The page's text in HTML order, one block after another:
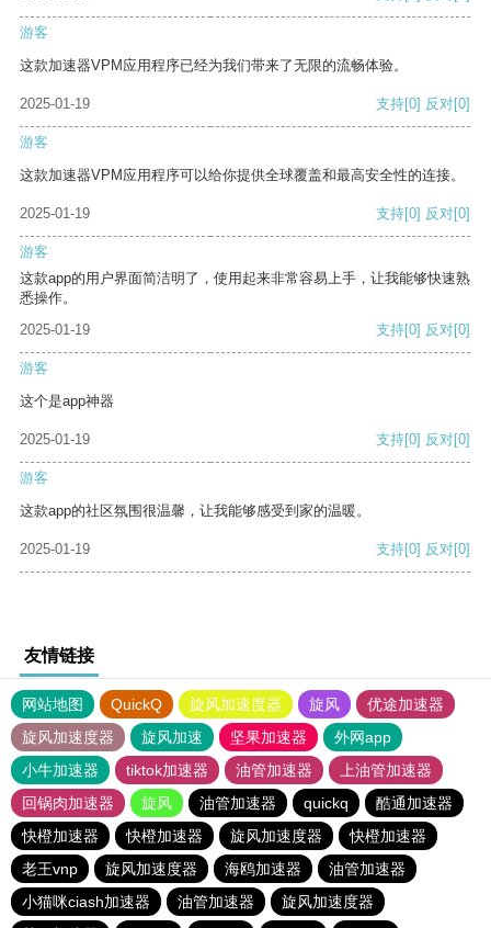
游客
这款加速器VPM应用程序已经为我们带来了无限的流畅体验。
2025-01-19 支持[0] 反对[0]
游客
这款加速器VPM应用程序可以给你提供全球覆盖和最高安全性的连接。
2025-01-19 支持[0] 反对[0]
游客
这款app的用户界面简洁明了，使用起来非常容易上手，让我能够快速熟
悉操作。
2025-01-19
支持[0] 反对[0]
游客
这个是app神器
2025-01-19 支持[0] 反对[0]
游客
这款app的社区氛围很温馨，让我能够感受到家的温暖。
2025-01-19 支持[0] 反对[0]
友情链接
网站地图 QuickQ 旋风加速度器 旋风
优途加速器
旋风加速度器
旋风加速 坚果加速器
外网app
小牛加速器
tiktok加速器 油管加速器
上油管加速器
回锅肉加速器
旋风 油管加速器 quickq
酷通加速器
快橙加速器
快橙加速器 旋风加速度器
快橙加速器
老王vnp
旋风加速度器 海鸥加速器
油管加速器
小猫咪ciash加速器
油管加速器
旋风加速度器